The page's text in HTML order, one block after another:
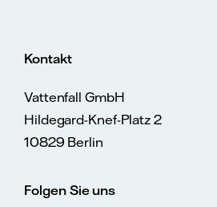
Kontakt
Vattenfall GmbH
Hildegard-Knef-Platz 2
10829 Berlin
Folgen Sie uns